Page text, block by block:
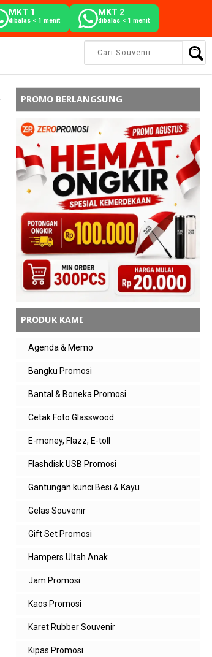
MKT 1
dibalas < 1 menit
MKT 2
dibalas < 1 menit
PROMO BERLANGSUNG
PRODUK KAMI
Agenda & Memo
Bangku Promosi
Bantal & Boneka Promosi
Cetak Foto Glasswood
E-money, Flazz, E-toll
Flashdisk USB Promosi
Gantungan kunci Besi & Kayu
Gelas Souvenir
Gift Set Promosi
Hampers Ultah Anak
Jam Promosi
Kaos Promosi
Karet Rubber Souvenir
Kipas Promosi